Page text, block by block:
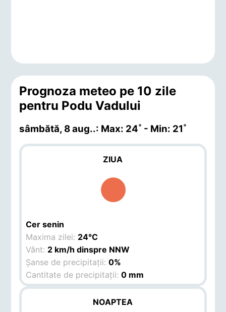
Prognoza meteo pe 10 zile
pentru Podu Vadului
sâmbătă, 8 aug..: Max: 24˚ - Min: 21˚
ZIUA
Cer senin
Maxima zilei: 24°C
Vânt: 2 km/h dinspre NNW
Șanse de precipitații:0%
Cantitate de precipitații:0 mm
NOAPTEA